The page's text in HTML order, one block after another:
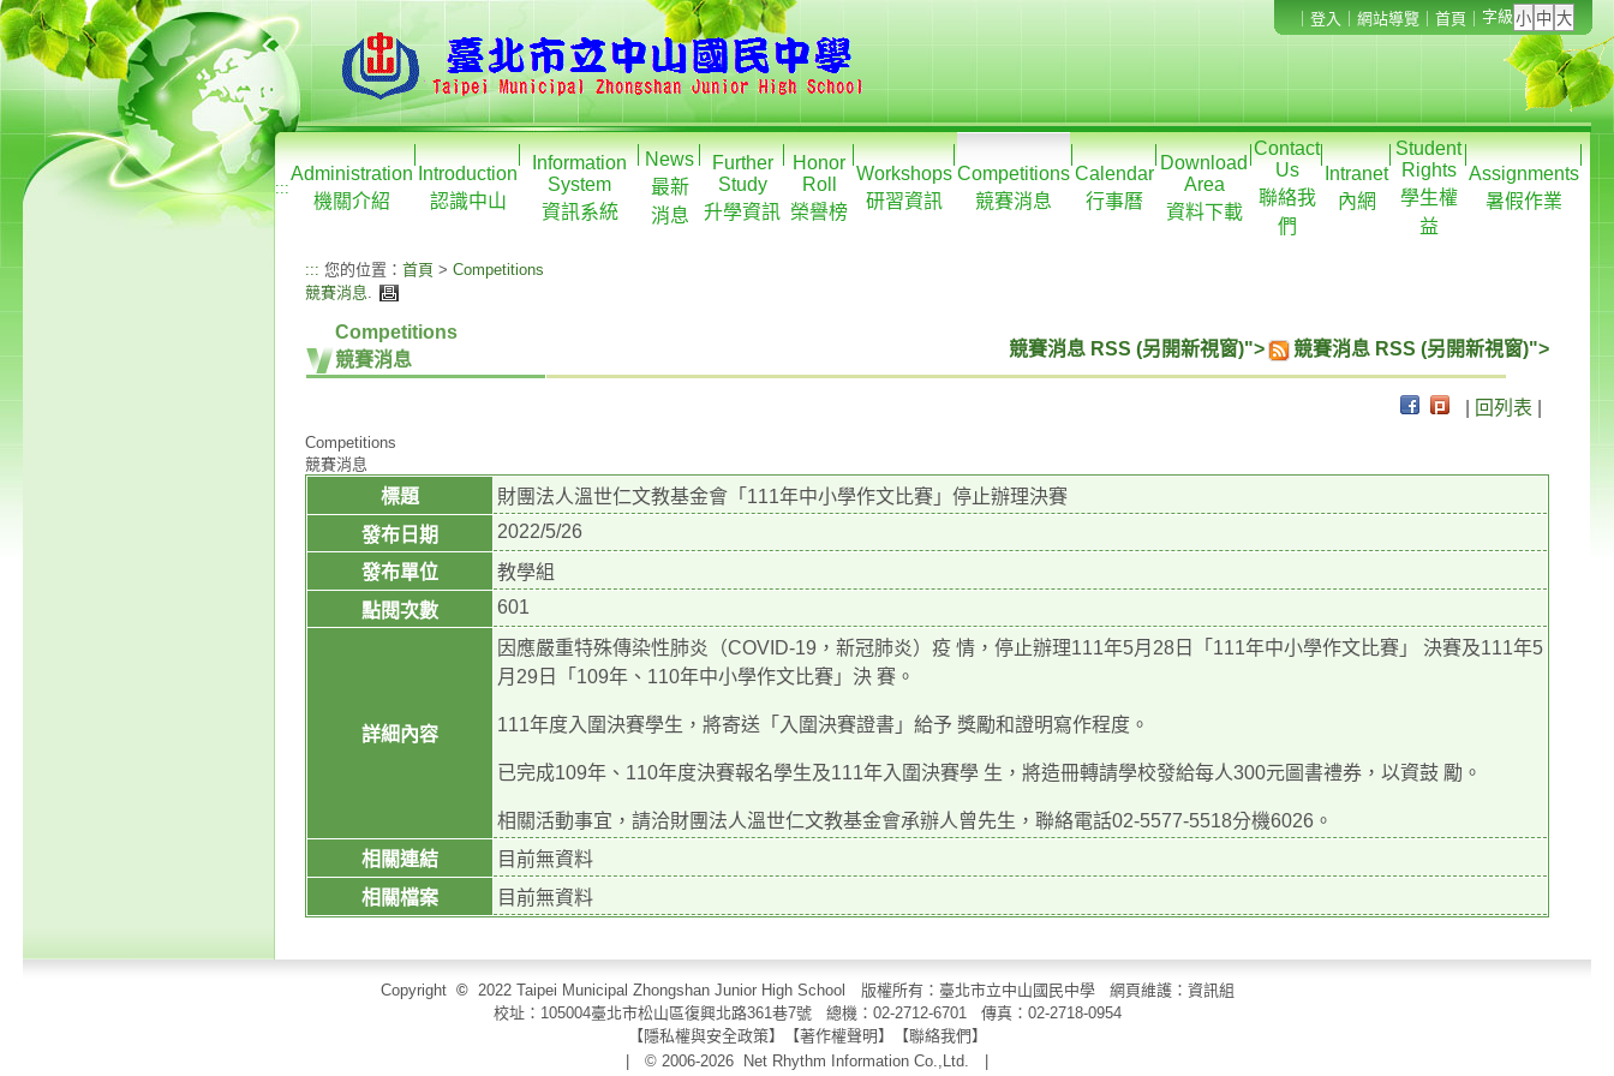
登入 網站導覽 首頁 字級
:::
Administration
機關介紹
Introduction
認識中山
Information
System
資訊系統
News
最新
消息
Further
Study
升學資訊
Honor
Roll
榮譽榜
Workshops
研習資訊
Competitions
競賽消息
Calendar
行事曆
Download
Area
資料下載
Contact
Us
聯絡我
們
Intranet
內網
Student
Rights
學生權
益
Assignments
暑假作業
::: 您的位置： 首頁 > Competitions
競賽消息.
Competitions
競賽消息
競賽消息 RSS (另開新視窗)"> 競賽消息 RSS (另開新視窗)">
回列表
Competitions
競賽消息
標題
財團法人溫世仁文教基金會「111年中小學作文比賽」停止辦理決賽
發布日期
2022/5/26
發布單位
教學組
點閱次數
601
詳細內容
因應嚴重特殊傳染性肺炎（COVID-19，新冠肺炎）疫 情，停止辦理111年5月28日「111年中小學作文比賽」 決賽及111年5
月29日「109年、110年中小學作文比賽」決 賽。
111年度入圍決賽學生，將寄送「入圍決賽證書」給予 獎勵和證明寫作程度。
已完成109年、110年度決賽報名學生及111年入圍決賽學 生，將造冊轉請學校發給每人300元圖書禮券，以資鼓 勵。
相關活動事宜，請洽財團法人溫世仁文教基金會承辦人曾先生，聯絡電話02-5577-5518分機6026。
相關連結
目前無資料
相關檔案
目前無資料
Copyright © 2022 Taipei Municipal Zhongshan Junior High School 版權所有：臺北市立中山國民中學 網頁維護：資訊組
校址：105004臺北市松山區復興北路361巷7號 總機：02-2712-6701 傳真： 02-2718-0954
【隱私權與安全政策】【著作權聲明 】 【聯絡我們 】
| © 2006-2026
Net Rhythm Information Co.,Ltd.